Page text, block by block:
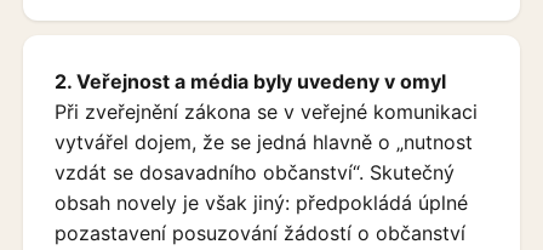
2. Veřejnost a média byly uvedeny v omyl
Při zveřejnění zákona se v veřejné komunikaci
vytvářel dojem, že se jedná hlavně o „nutnost
vzdát se dosavadního občanství“. Skutečný
obsah novely je však jiný: předpokládá úplné
pozastavení posuzování žádostí o občanství